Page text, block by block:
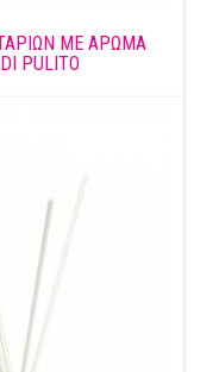
ΜΕ ΑΡΩΜΑ
PULITO